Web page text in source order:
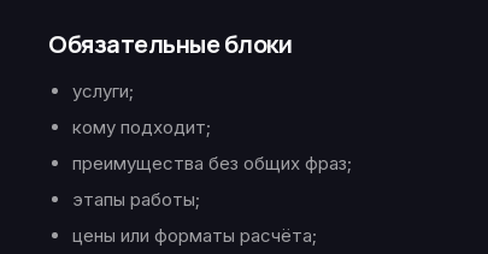
Обязательные блоки
услуги;
кому подходит;
преимущества без общих фраз;
этапы работы;
цены или форматы расчёта;